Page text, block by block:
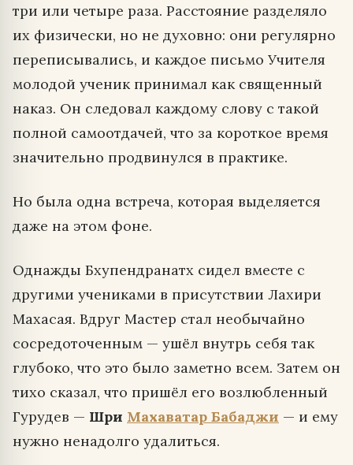
три или четыре раза. Расстояние разделяло
их физически, но не духовно: они регулярно
переписывались, и каждое письмо Учителя
молодой ученик принимал как священный
наказ. Он следовал каждому слову с такой
полной самоотдачей, что за короткое время
значительно продвинулся в практике.
Но была одна встреча, которая выделяется
даже на этом фоне.
Однажды Бхупендранатх сидел вместе с
другими учениками в присутствии Лахири
Махасая. Вдруг Мастер стал необычайно
сосредоточенным — ушёл внутрь себя так
глубоко, что это было заметно всем. Затем он
тихо сказал, что пришёл его возлюбленный
Гурудев — Шри Махаватар Бабаджи — и ему
нужно ненадолго удалиться.